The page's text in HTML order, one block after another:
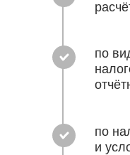
по
и
по